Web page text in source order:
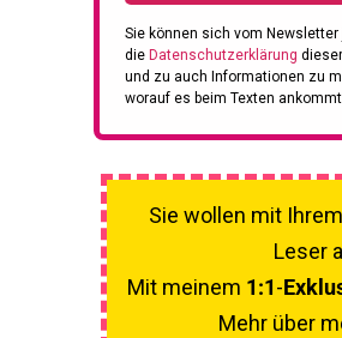
Sie können sich vom
die Datenschutzerklärung
und zu auch Informationen zu
worauf es beim Texten
Sie wollen mit
Leser
Mit meinem 1:1-
Mehr über